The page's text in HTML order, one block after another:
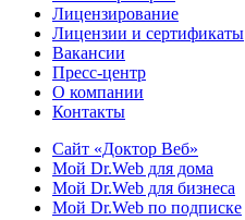
Лицензирование
Лицензии и сертификаты
Вакансии
Пресс-центр
О компании
Контакты
Сайт «Доктор Веб»
Мой Dr.Web для дома
Мой Dr.Web для бизнеса
Мой Dr.Web по подписке